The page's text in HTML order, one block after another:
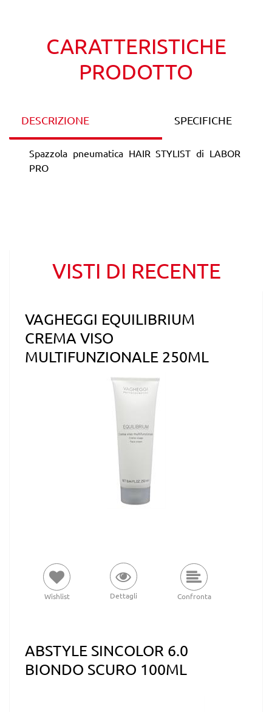
CARATTERISTICHE
PRODOTTO
DESCRIZIONE SPECIFICHE
Spazzola pneumatica HAIR STYLIST di LABOR
PRO
VISTI DI RECENTE
VAGHEGGI EQUILIBRIUM
CREMA VISO
MULTIFUNZIONALE 250ML
Wishlist Dettagli Confronta
ABSTYLE SINCOLOR 6.0
BIONDO SCURO 100ML